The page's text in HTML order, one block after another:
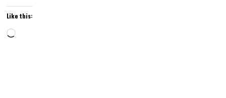
Like this:
Loading…